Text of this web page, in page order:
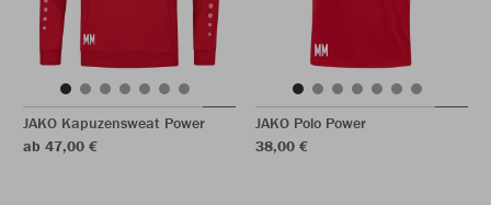
JAKO Kapuzensweat Power
ab 47,00 €
JAKO Polo Power
38,00 €